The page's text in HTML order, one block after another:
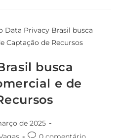
busca
e de
de 2025